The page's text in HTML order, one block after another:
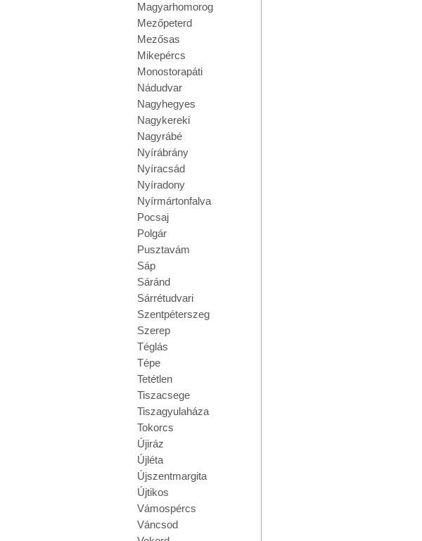
Magyarhomorog
Mezőpeterd
Mezősas
Mikepércs
Monostorapáti
Nádudvar
Nagyhegyes
Nagykereki
Nagyrábé
Nyírábrány
Nyíracsád
Nyíradony
Nyírmártonfalva
Pocsaj
Polgár
Pusztavám
Sáp
Sáránd
Sárrétudvari
Szentpéterszeg
Szerep
Téglás
Tépe
Tetétlen
Tiszacsege
Tiszagyulaháza
Tokorcs
Újiráz
Újléta
Újszentmargita
Újtikos
Vámospércs
Váncsod